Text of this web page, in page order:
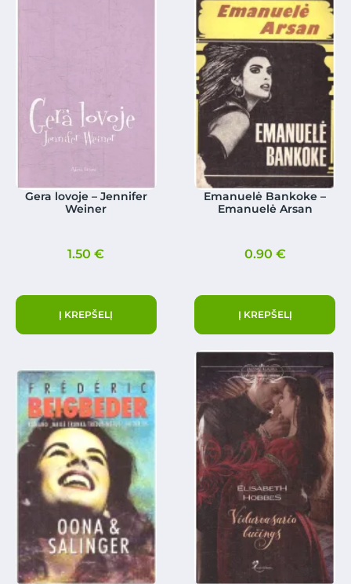
Gera lovoje – Jennifer
Weiner
1.50€
Į KREPŠELĮ
Emanuelė Bankoke –
Emanuelė Arsan
0.90 €
Į KREPŠELĮ